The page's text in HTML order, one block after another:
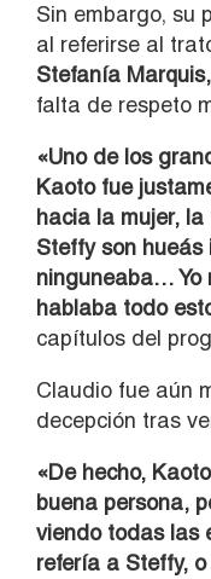
Sin embargo, su
al referirse al
Stefanía Marquis,
falta de respeto
«Uno de los
Kaoto fue
hacia la mujer,
Steffy son hueás
ninguneaba… Yo
hablaba todo
capítulos del
Claudio fue aún
decepción tras
«De hecho,
buena persona,
viendo todas las
refería a Steffy,